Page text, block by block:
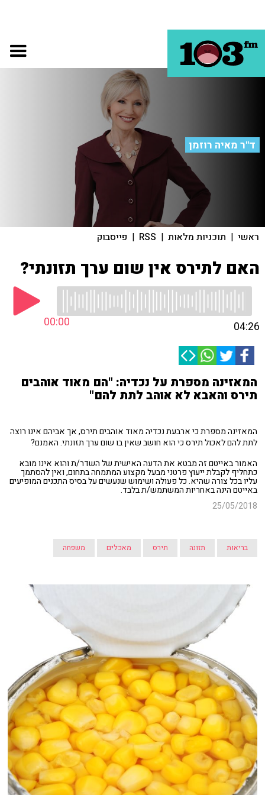
ד"ר מאיה רוזמן
ראשי | תוכניות מלאות |
RSS
| פייסבוק
האם לתירס אין שום ערך תזונתי?
00:00 04:26
המאזינה מספרת על נכדיה: "הם מאוד אוהבים
תירס והאבא לא אוהב לתת להם"
המאזינה מספרת כי ארבעת נכדיה מאוד אוהבים תירס, אך אביהם אינו רוצה
לתת להם לאכול תירס כי הוא חושב שאין בו שום ערך תזונתי. האמנם?
האמור באייטם זה מבטא את הדעה האישית של השדר/ת והוא אינו מובא
כתחליף לקבלת ייעוץ פרטני מבעל מקצוע המתמחה בתחום, ואין להסתמך
עליו בכל צורה שהיא. כל פעולה ושימוש שנעשים על בסיס התכנים המופיעים
באייטם הינה באחריות המשתמש/ת בלבד.
25/05/2018
בריאות תזונה תירס מאכלים משפחה